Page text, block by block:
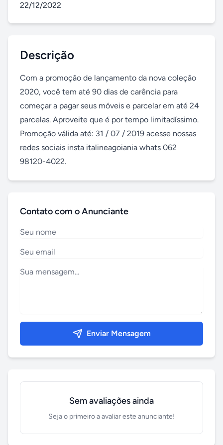
22/12/2022
Descrição
Com a promoção de lançamento da nova coleção
2020, você tem até 90 dias de carência para
começar a pagar seus móveis e parcelar em até 24
parcelas. Aproveite que é por tempo limitadíssimo.
Promoção válida até: 31 / 07 / 2019 acesse nossas
redes sociais insta italineagoiania whats 062
98120-4022.
Contato com o Anunciante
Enviar Mensagem
Sem avaliações ainda
Seja o primeiro a avaliar este anunciante!